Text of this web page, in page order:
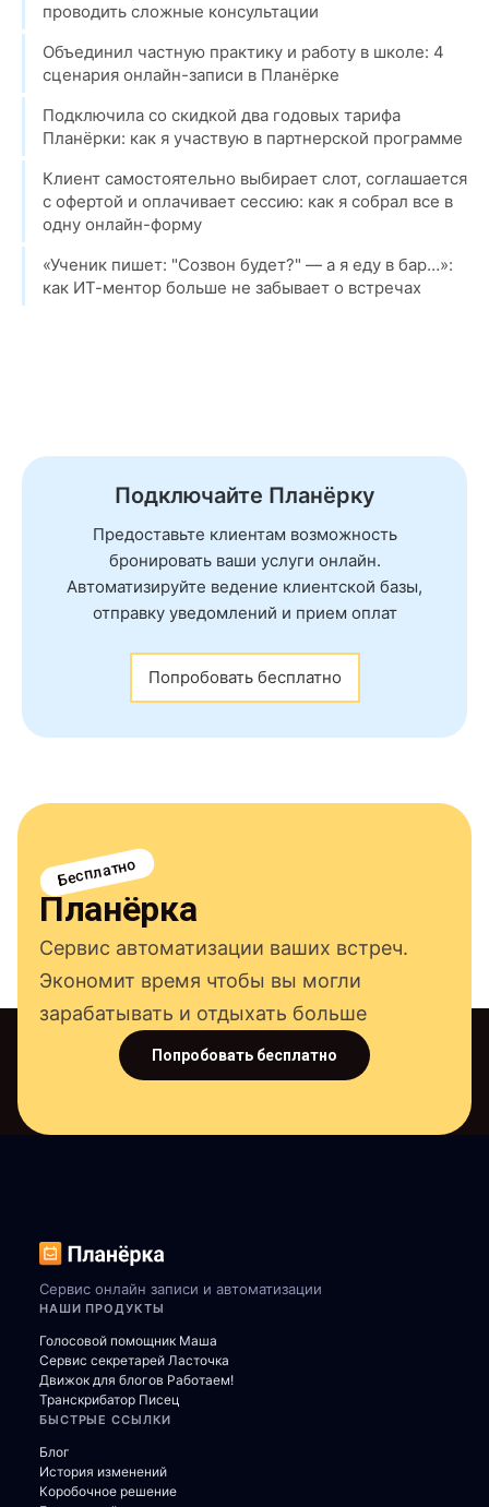
проводить сложные консультации
Объединил частную практику и работу в школе: 4
сценария онлайн-записи в Планёрке
Подключила со скидкой два годовых тарифа
Планёрки: как я участвую в партнерской программе
Клиент самостоятельно выбирает слот, соглашается
с офертой и оплачивает сессию: как я собрал все в
одну онлайн-форму
«Ученик пишет: "Созвон будет?" — а я еду в бар…»:
как ИТ-ментор больше не забывает о встречах
Подключайте Планёрку
Предоставьте клиентам возможность
бронировать ваши услуги онлайн.
Автоматизируйте ведение клиентской базы,
отправку уведомлений и прием оплат
Попробовать бесплатно
Бесплатно
Планёрка
Сервис автоматизации ваших встреч.
Экономит время чтобы вы могли
зарабатывать и отдыхать больше
Попробовать бесплатно
Сервис онлайн записи и автоматизации
НАШИ ПРОДУКТЫ
Голосовой помощник Маша
Сервис секретарей Ласточка
Движок для блогов Работаем!
Транскрибатор Писец
БЫСТРЫЕ ССЫЛКИ
Блог
История изменений
Коробочное решение